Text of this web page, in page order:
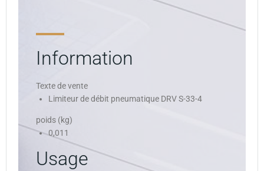
Information
Texte de vente
Limiteur de débit pneumatique DRV S-33-4
poids (kg)
0,011
Usage